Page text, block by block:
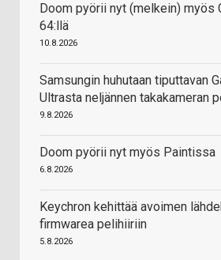
Doom pyörii nyt (melkein) myös
64:llä
10.8.2026
Samsungin huhutaan tiputtavan
Ultrasta neljännen takakameran
9.8.2026
Doom pyörii nyt myös Paintissa
6.8.2026
Keychron kehittää avoimen
firmwarea pelihiiriin
5.8.2026